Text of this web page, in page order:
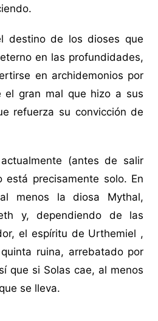
destino de los dioses que
en las profundidades,
en archidemonios por
el gran mal que hizo a sus
refuerza su convicción de
(antes de salir
está precisamente solo. En
menos la diosa Mythal,
y, dependiendo de las
el espíritu de Urthemiel ,
ruina, arrebatado por
que si Solas cae, al menos
se lleva.